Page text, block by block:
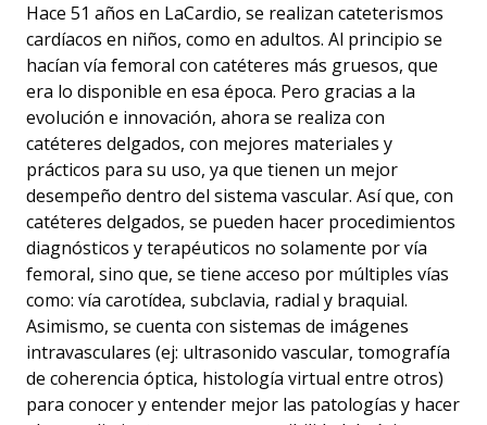
Hace 51 años en LaCardio, se realizan cateterismos
cardíacos en niños, como en adultos. Al principio se
hacían vía femoral con catéteres más gruesos, que
era lo disponible en esa época. Pero gracias a la
evolución e innovación, ahora se realiza con
catéteres delgados, con mejores materiales y
prácticos para su uso, ya que tienen un mejor
desempeño dentro del sistema vascular. Así que, con
catéteres delgados, se pueden hacer procedimientos
diagnósticos y terapéuticos no solamente por vía
femoral, sino que, se tiene acceso por múltiples vías
como: vía carotídea, subclavia, radial y braquial.
Asimismo, se cuenta con sistemas de imágenes
intravasculares (ej: ultrasonido vascular, tomografía
de coherencia óptica, histología virtual entre otros)
para conocer y entender mejor las patologías y hacer